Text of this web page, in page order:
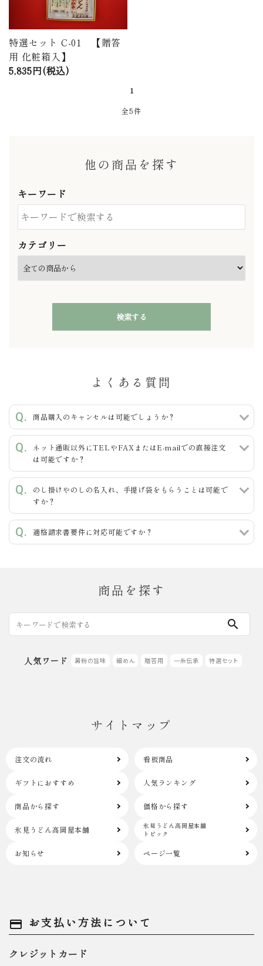
特選セット C-01 【贈答
用 化粧箱入】
5,835円(税込)
1
全5件
他の商品を探す
キーワード
カテゴリー
検索する
カテゴリー
よくある質問
商品購入のキャンセルは可能でしょうか？
ネット通販以外にTELやFAXまたはE-mailでの直接注文
は可能ですか？
のし掛けやのしの名入れ、手提げ袋をもらうことは可能で
すか？
適格請求書要件に対応可能ですか？
商品を探す
search
人気ワード 澱粉の旨味 細めん 贈答用 一糸伝承 特選セット
サイトマップ
注文の流れ 看板商品
ギフトにおすすめ 人気ランキング
商品から探す 価格から探す
氷見うどん高岡屋本舗
氷見うどん高岡屋本舗
トピック
お知らせ ページ一覧
payment お支払い方法について
クレジットカード